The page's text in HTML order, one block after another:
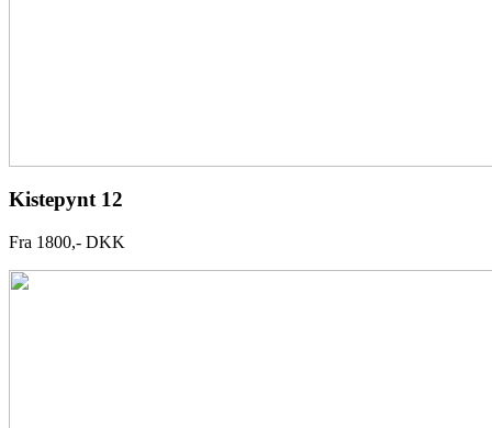
Kistepynt 12
Fra 1800,- DKK